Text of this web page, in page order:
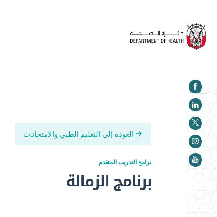
العودة إلى التعليم الطبي والامتحانات
برامج التدريب المتقدم
برنامج الزمالة